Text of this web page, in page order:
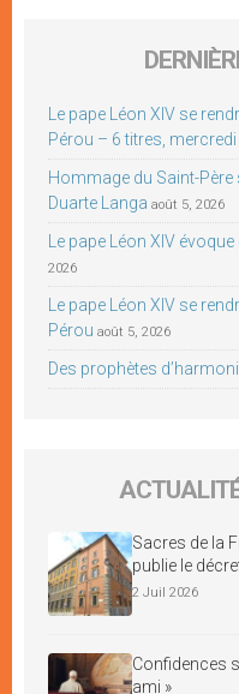
Le pape Léon XIV se
Pérou – 6 titres,
Hommage du Saint-
Duarte Langa août 5, 2026
Le pape Léon XIV
2026
Le pape Léon XIV se
Pérou août 5, 2026
Des prophètes
Sacres de la
publie le
2 Juil 2026
Confidences
ami »